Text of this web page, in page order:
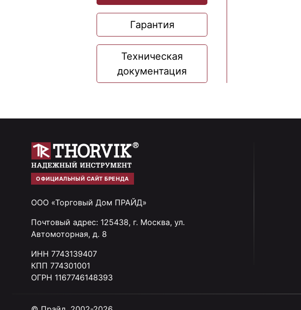
Гарантия
Техническая
документация
ОФИЦИАЛЬНЫЙ САЙТ БРЕНДА
ООО «Торговый Дом ПРАЙД»
Почтовый адрес: 125438, г. Москва, ул.
Автомоторная, д. 8
ИНН 7743139407
КПП 774301001
ОГРН 1167746148393